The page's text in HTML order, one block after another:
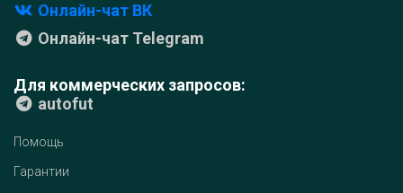
Онлайн-чат ВК
Онлайн-чат Telegram
Для коммерческих запросов:
autofut
Помощь
Гарантии